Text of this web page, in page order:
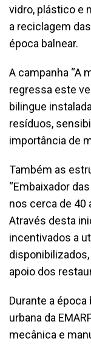
vidro, plástico e
a reciclagem
época balnear.
A campanha “A
regressa este
bilingue
resíduos,
importância de
Também as
“Embaixador
nos cerca de 40
Através desta
incentivados a
apoio dos
Durante a época
urbana da
mecânica e